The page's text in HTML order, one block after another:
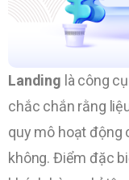
Landing là công
chắc chắn rằng
quy mô hoạt động
không. Điểm đặc